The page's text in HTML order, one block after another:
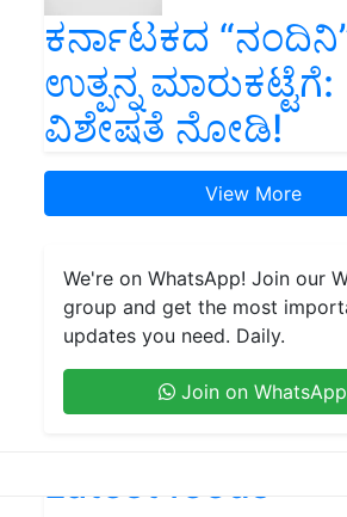
ಕರ್ನಾಟಕದ
ಉತ್ಪನ್ನ ಮಾರುಕಟ್ಟೆಗೆ:
ವಿಶೇಷತೆ ನೋಡಿ!
View More
We're on WhatsApp! Join our
group and get the most
updates you need. Daily.
Join on WhatsApp
Latest feeds